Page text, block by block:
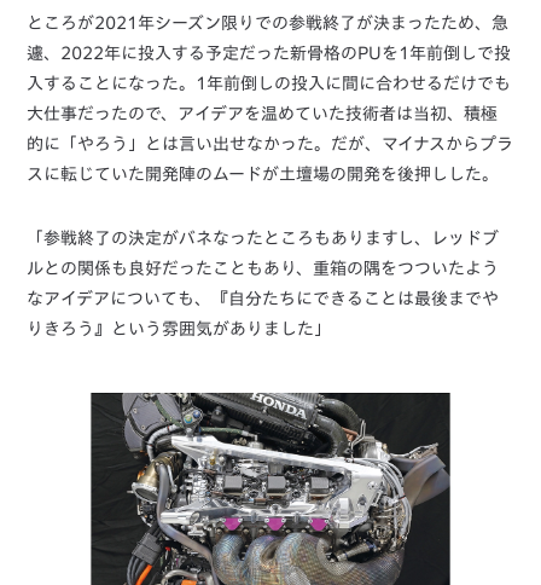
ところが2021年シーズン限りでの参戦終了が決まったため、急
遽、2022年に投入する予定だった新骨格のPUを1年前倒しで投
入することになった。1年前倒しの投入に間に合わせるだけでも
大仕事だったので、アイデアを温めていた技術者は当初、積極
的に「やろう」とは言い出せなかった。だが、マイナスからプラ
スに転じていた開発陣のムードが土壇場の開発を後押しした。
「参戦終了の決定がバネなったところもありますし、レッドブ
ルとの関係も良好だったこともあり、重箱の隅をつついたよう
なアイデアについても、『自分たちにできることは最後までや
りきろう』という雰囲気がありました」